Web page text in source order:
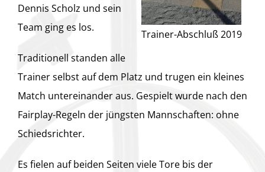
Trainer-Abschluß 2019
Dennis Scholz und sein
Team ging es los.
Traditionell standen alle
Trainer selbst auf dem Platz und trugen ein kleines
Match untereinander aus. Gespielt wurde nach den
Fairplay-Regeln der jüngsten Mannschaften: ohne
Schiedsrichter.
Es fielen auf beiden Seiten viele Tore bis der